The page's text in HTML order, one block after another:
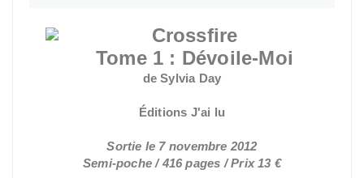
Crossfire
Tome 1 : Dévoile-Moi
de Sylvia Day
Éditions J'ai lu
Sortie le 7 novembre 2012
Semi-poche / 416 pages / Prix 13 €